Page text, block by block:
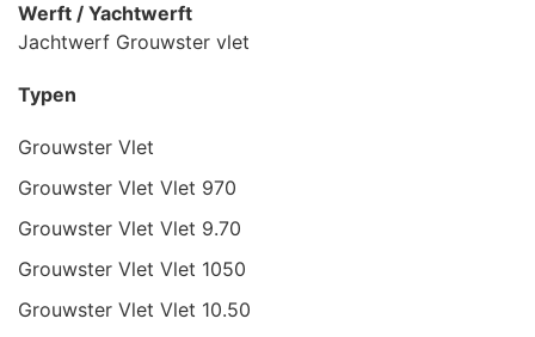
Werft / Yachtwerft
Jachtwerf Grouwster vlet
Typen
Grouwster Vlet
Grouwster Vlet Vlet 970
Grouwster Vlet Vlet 9.70
Grouwster Vlet Vlet 1050
Grouwster Vlet Vlet 10.50